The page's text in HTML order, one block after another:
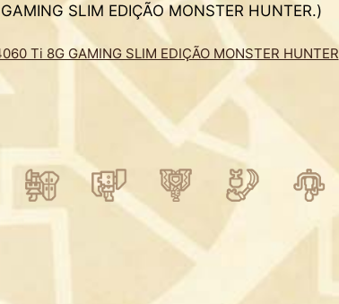
SLIM EDIÇÃO MONSTER HUNTER.)
Ti 8G GAMING SLIM EDIÇÃO MONSTER HUNTER